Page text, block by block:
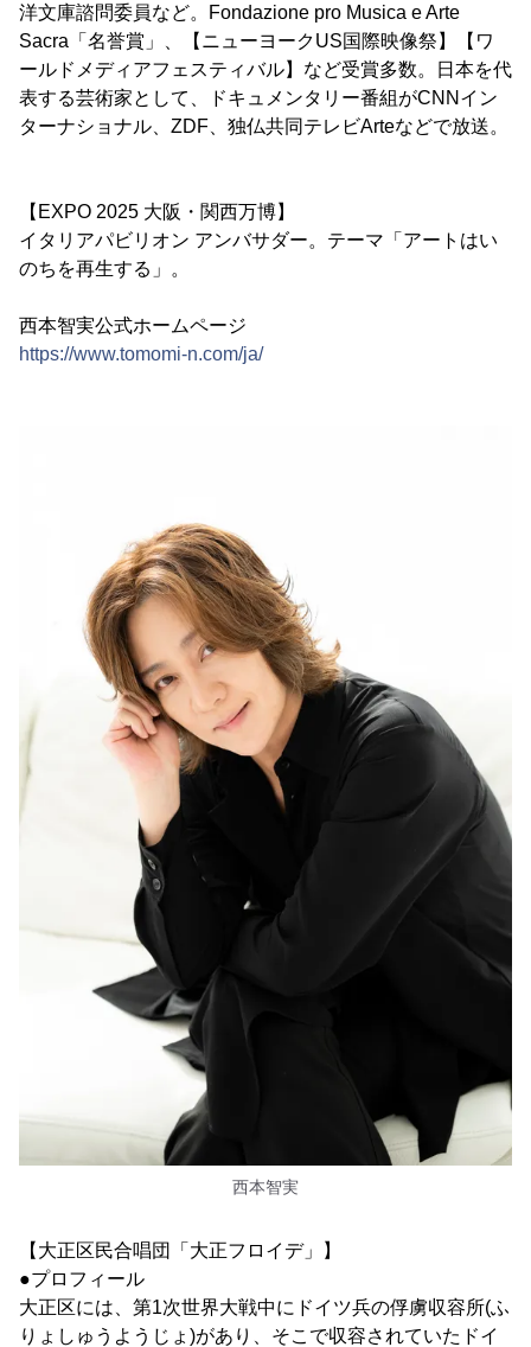
洋文庫諮問委員など。Fondazione pro Musica e Arte
Sacra「名誉賞」、【ニューヨークUS国際映像祭】【ワ
ールドメディアフェスティバル】など受賞多数。日本を代
表する芸術家として、ドキュメンタリー番組がCNNイン
ターナショナル、ZDF、独仏共同テレビArteなどで放送。
【EXPO 2025 大阪・関西万博】
イタリアパビリオン アンバサダー。テーマ「アートはい
のちを再生する」。
西本智実公式ホームページ
https://www.tomomi-n.com/ja/
西本智実
【大正区民合唱団「大正フロイデ」】
●プロフィール
大正区には、第1次世界大戦中にドイツ兵の俘虜収容所(ふ
りょしゅうようじょ)があり、そこで収容されていたドイ